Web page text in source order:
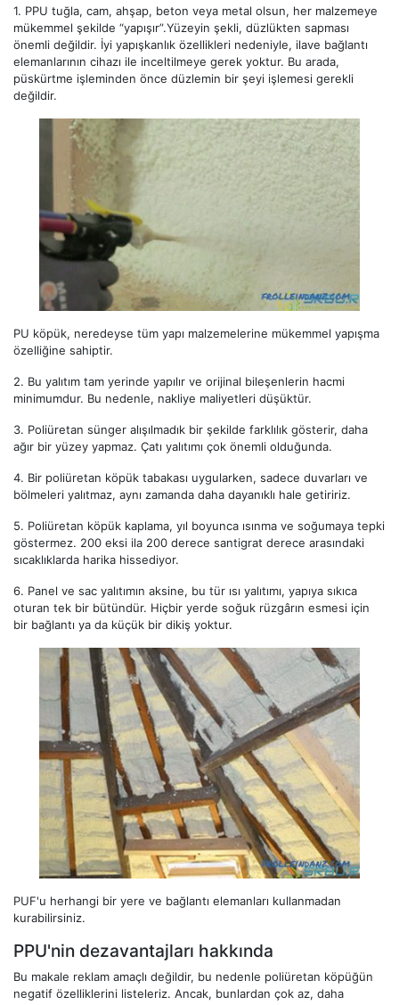
1. PPU tuğla, cam, ahşap, beton veya metal olsun, her malzemeye
mükemmel şekilde “yapışır”.Yüzeyin şekli, düzlükten sapması
önemli değildir. İyi yapışkanlık özellikleri nedeniyle, ilave bağlantı
elemanlarının cihazı ile inceltilmeye gerek yoktur. Bu arada,
püskürtme işleminden önce düzlemin bir şeyi işlemesi gerekli
değildir.
PU köpük, neredeyse tüm yapı malzemelerine mükemmel yapışma
özelliğine sahiptir.
2. Bu yalıtım tam yerinde yapılır ve orijinal bileşenlerin hacmi
minimumdur. Bu nedenle, nakliye maliyetleri düşüktür.
3. Poliüretan sünger alışılmadık bir şekilde farklılık gösterir, daha
ağır bir yüzey yapmaz. Çatı yalıtımı çok önemli olduğunda.
4. Bir poliüretan köpük tabakası uygularken, sadece duvarları ve
bölmeleri yalıtmaz, aynı zamanda daha dayanıklı hale getiririz.
5. Poliüretan köpük kaplama, yıl boyunca ısınma ve soğumaya tepki
göstermez. 200 eksi ila 200 derece santigrat derece arasındaki
sıcaklıklarda harika hissediyor.
6. Panel ve sac yalıtımın aksine, bu tür ısı yalıtımı, yapıya sıkıca
oturan tek bir bütündür. Hiçbir yerde soğuk rüzgârın esmesi için
bir bağlantı ya da küçük bir dikiş yoktur.
PUF'u herhangi bir yere ve bağlantı elemanları kullanmadan
kurabilirsiniz.
PPU'nin dezavantajları hakkında
Bu makale reklam amaçlı değildir, bu nedenle poliüretan köpüğün
negatif özelliklerini listeleriz. Ancak, bunlardan çok az, daha